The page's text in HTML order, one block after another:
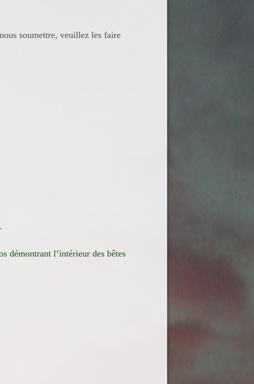
soumettre, veuillez les faire
démontrant l’intérieur des bêtes